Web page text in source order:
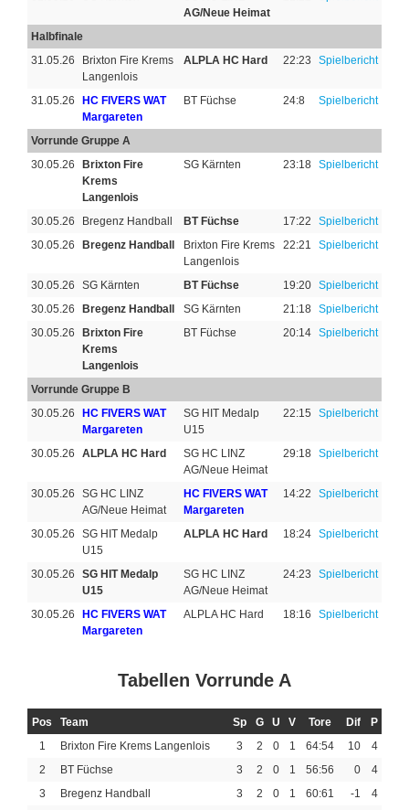
AG/Neue Heimat
Halbfinale
31.05.26
Brixton Fire Krems
Langenlois
ALPLA HC Hard 22:23 Spielbericht
31.05.26
HC FIVERS WAT
Margareten
BT Füchse 24:8 Spielbericht
Vorrunde Gruppe A
30.05.26
Brixton Fire
Krems
Langenlois
SG Kärnten 23:18 Spielbericht
30.05.26 Bregenz Handball BT Füchse 17:22
Spielbericht
30.05.26
Bregenz Handball
Brixton Fire Krems
Langenlois
22:21 Spielbericht
30.05.26 SG Kärnten BT Füchse 19:20 Spielbericht
30.05.26
Bregenz Handball SG Kärnten 21:18 Spielbericht
30.05.26
Brixton Fire
Krems
Langenlois
BT Füchse 20:14 Spielbericht
Vorrunde Gruppe B
30.05.26
HC FIVERS WAT
Margareten
SG HIT Medalp
U15
22:15 Spielbericht
30.05.26 ALPLA HC Hard
SG HC LINZ
AG/Neue Heimat
29:18 Spielbericht
30.05.26
SG HC LINZ
AG/Neue Heimat
HC FIVERS WAT
Margareten
14:22 Spielbericht
30.05.26
SG HIT Medalp
U15
ALPLA HC Hard 18:24 Spielbericht
30.05.26
SG HIT Medalp
U15
SG HC LINZ
AG/Neue Heimat
24:23 Spielbericht
30.05.26
HC FIVERS WAT
Margareten
ALPLA HC Hard 18:16 Spielbericht
Tabellen Vorrunde A
Pos Team Sp G U V Tore Dif
P
1
Brixton Fire Krems Langenlois 3 2 0 1 64:54 10
4
2
BT Füchse 3 2 0 1 56:56 0
4
3
Bregenz Handball 3 2 0 1 60:61 -1
4